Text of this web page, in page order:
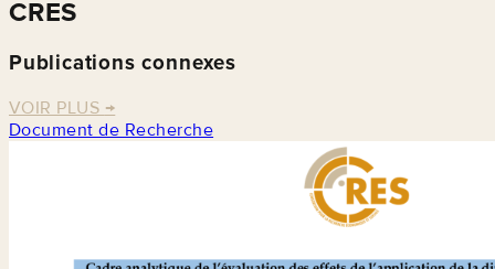
CRES
Publications connexes
VOIR PLUS →
Document de Recherche